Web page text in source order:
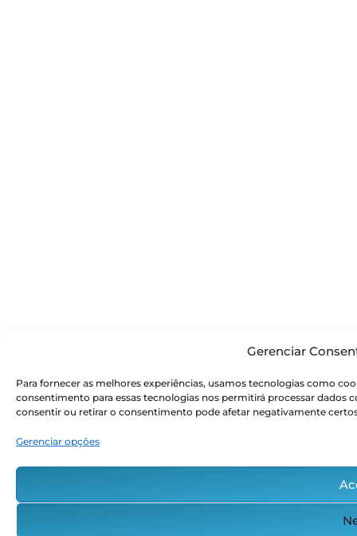
Gerenciar
Para fornecer as melhores experiências, usamos tecnologias como
consentimento para essas tecnologias nos permitirá processar
consentir ou retirar o consentimento pode afetar negativamente
Gerenciar opções